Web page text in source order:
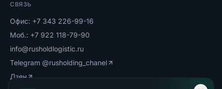
СВЯЗЬ
Офис: +7 343 226-99-16
Моб.: +7 922 118-79-90
info@rusholdlogistic.ru
Telegram @rusholding_chanel
Дзен